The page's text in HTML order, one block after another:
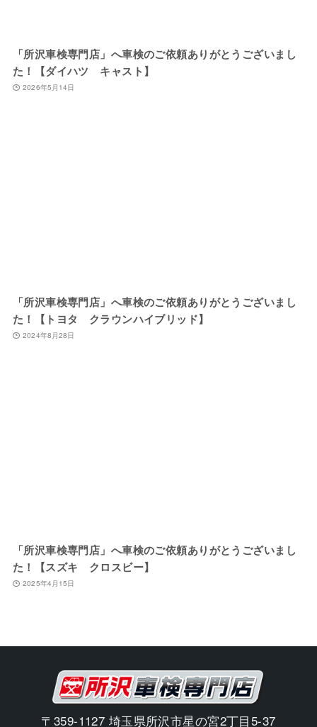
「所沢車検専門店」へ車検のご依頼ありがとうございまし
た！【ダイハツ キャスト】
2026年5月14日
「所沢車検専門店」へ車検のご依頼ありがとうございまし
た！【トヨタ クラウンハイブリッド】
2024年8月28日
「所沢車検専門店」へ車検のご依頼ありがとうございまし
た！【スズキ クロスビー】
2025年4月15日
〒359-1127 埼玉県所沢市星の宮2丁目5-37